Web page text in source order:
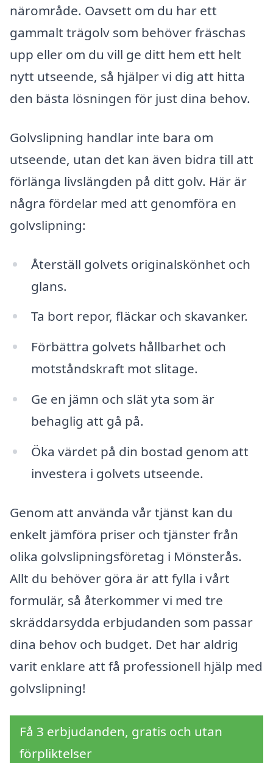
närområde. Oavsett om du har ett
gammalt trägolv som behöver fräschas
upp eller om du vill ge ditt hem ett helt
nytt utseende, så hjälper vi dig att hitta
den bästa lösningen för just dina behov.
Golvslipning handlar inte bara om
utseende, utan det kan även bidra till att
förlänga livslängden på ditt golv. Här är
några fördelar med att genomföra en
golvslipning:
Återställ golvets originalskönhet och
glans.
Ta bort repor, fläckar och skavanker.
Förbättra golvets hållbarhet och
motståndskraft mot slitage.
Ge en jämn och slät yta som är
behaglig att gå på.
Öka värdet på din bostad genom att
investera i golvets utseende.
Genom att använda vår tjänst kan du
enkelt jämföra priser och tjänster från
olika golvslipningsföretag i Mönsterås.
Allt du behöver göra är att fylla i vårt
formulär, så återkommer vi med tre
skräddarsydda erbjudanden som passar
dina behov och budget. Det har aldrig
varit enklare att få professionell hjälp med
golvslipning!
Få 3 erbjudanden, gratis och utan
förpliktelser